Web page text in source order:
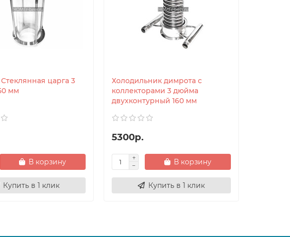
царга 3
мм
В корзину
Купить в 1 клик
Холодильник димрота с
коллекторами 3 дюйма
двухконтурный 160 мм
5300р.
В корзину
Купить в 1 клик